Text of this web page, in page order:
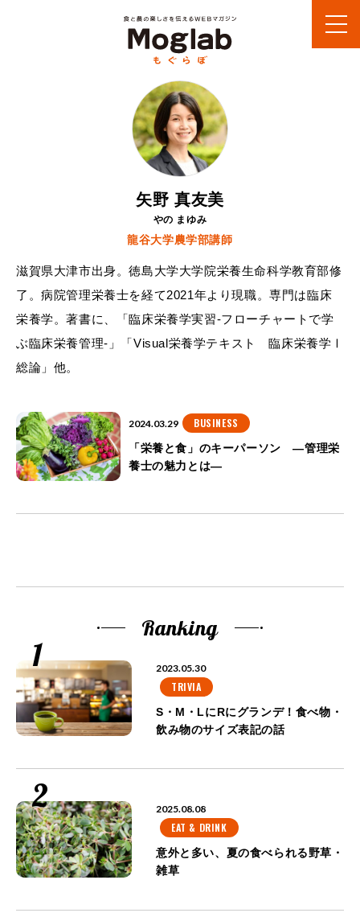
矢野 真友美
やの まゆみ
龍谷大学農学部講師
滋賀県大津市出身。徳島大学大学院栄養生命科学教育部修
了。病院管理栄養士を経て2021年より現職。専門は臨床
栄養学。著書に、「臨床栄養学実習‐フローチャートで学
ぶ臨床栄養管理‐」「Visual栄養学テキスト 臨床栄養学Ⅰ
総論」他。
2024.03.29 BUSINESS
「栄養と食」のキーパーソン ―管理栄
養士の魅力とは―
Ranking
2023.05.30
TRIVIA
S・M・LにRにグランデ！食べ物・
飲み物のサイズ表記の話
2025.08.08
EAT & DRINK
意外と多い、夏の食べられる野草・
雑草